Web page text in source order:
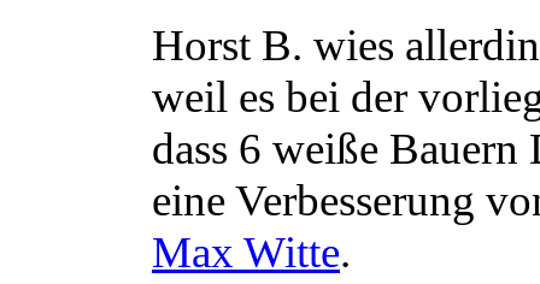
Horst B. wies
weil es bei der
dass 6 weiße
eine Verbesserung
Max Witte.